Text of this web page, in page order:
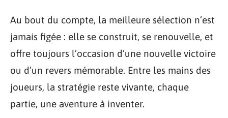
Au bout du compte, la meilleure sélection n’est
jamais figée : elle se construit, se renouvelle, et
offre toujours l’occasion d’une nouvelle victoire
ou d’un revers mémorable. Entre les mains des
joueurs, la stratégie reste vivante, chaque
partie, une aventure à inventer.